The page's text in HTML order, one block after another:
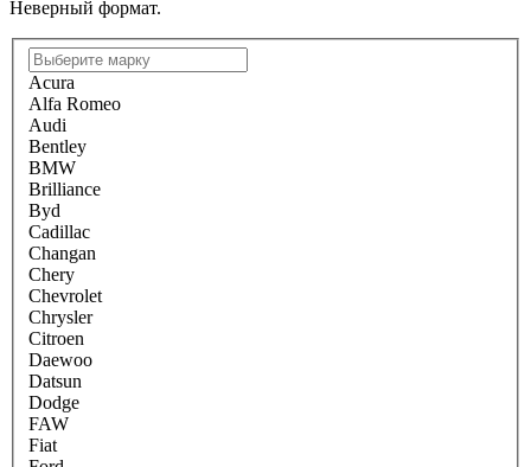
Неверный формат.
Acura
Alfa Romeo
Audi
Bentley
BMW
Brilliance
Byd
Cadillac
Changan
Chery
Chevrolet
Chrysler
Citroen
Daewoo
Datsun
Dodge
FAW
Fiat